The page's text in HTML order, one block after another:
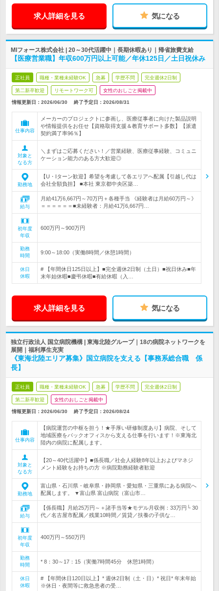
求人詳細を見る 気になる
MIフォース株式会社 | 20～30代活躍中｜長期休暇あり｜帰省旅費支給
【医療営業職】年収600万円以上可能／年休125日／土日祝休み
正社員 職種・業種未経験OK 急募 学歴不問 完全週休2日制
第二新卒歓迎 リモートワーク可 女性のおしごと掲載中
情報更新日：2026/06/30 終了予定日： 2026/08/31
仕事内容
メーカーのプロジェクトに参画し、医療従事者に向けた製品説明
や情報提供をお任せ【資格取得支援＆教育サポート多数】【派遣
契約満了率96％】
対象と
なる方
＼まずはご応募ください！／営業経験、医療従事経験、コミュニ
ケーション能力のある方大歓迎◎
勤務地
【U・Iターン歓迎】希望を考慮して各エリアへ配属【引越し代は
会社全額負担】 ■本社 東京都中央区築…
給与
月給41万6,667円～70万円＋各種手当 《経験者は月給60万円～》
＝＝＝＝＝＝■未経験者：月給41万6,667円…
初年度
年収
600万円～900万円
勤務
時間
9:00～18:00（実働8時間／休憩1時間）
休日
休暇
# 【年間休日125日以上】■完全週休2日制（土日）■祝日休み■年
末年始休暇■慶弔休暇■有給休暇（入…
求人詳細を見る 気になる
独立行政法人 国立病院機構 | 東海北陸グループ｜18の病院ネットワークを
展開｜福利厚生充実
《東海北陸エリア募集》国立病院を支える【事務系総合職 係
長】
正社員 職種・業種未経験OK 急募 学歴不問 完全週休2日制
第二新卒歓迎 女性のおしごと掲載中
情報更新日：2026/06/30 終了予定日： 2026/08/24
仕事内容
【病院運営の中枢を担う！★手厚い研修制度あり】病院、そして
地域医療をバックオフィスから支える仕事を行います！※東海北
陸内の病院に配属します。
対象と
なる方
【20～40代活躍中】■係長職／社会人経験8年以上およびマネジ
メント経験をお持ちの方 ※病院勤務経験者歓迎
勤務地
富山県・石川県・岐阜県・静岡県・愛知県・三重県にある病院へ
配属します。 ▼富山県 富山病院（富山市…
給与
【係長職】月給25万円～＋諸手当等★モデル月収例：33万円└ 30
代／名古屋市配属／残業10時間／賃貸／扶養の子供な…
初年度
年収
400万円～550万円
勤務
時間
* 8：30～17：15（実働7時間45分 休憩1時間）
休日
休暇
# 【年間休日120日以上】* 週休2日制（土・日）* 祝日* 年末年始
※休日・夜間等に救急患者の受…